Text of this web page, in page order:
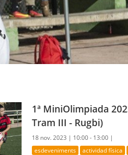
1ª MiniOlimpiada
Tram III - Rugbi)
18 nov. 2023 | 10:00 - 13:00 |
esdeveniments actividad física